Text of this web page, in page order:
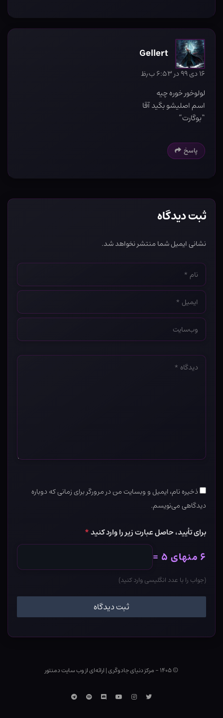
Gellert
۱۶ دی ۹۹ در ۶:۵۳ ب٫ظ
لولوخور خوره چیه
اسم اصلیشو بگید آقا
“بوگارت”
پاسخ
ثبت دیدگاه
نشانی ایمیل شما منتشر نخواهد شد.
نام
*
ایمیل
*
وب‌سایت
*
دیدگاه
ذخیره نام، ایمیل و وبسایت من در مرورگر برای زمانی که دوباره
دیدگاهی می‌نویسم.
برای تأیید، حاصل عبارت زیر را وارد کنید*
۶ منهای ۵ =
(جواب را با عدد انگلیسی وارد کنید)
© ۱۴۰۵ - مرکز دنیای جادوگری |ارائه‌ای از وب ‌سایت دمنتور
توییتراینستاگرام
یوتوبDiscordاسپاتیفایتلگرام